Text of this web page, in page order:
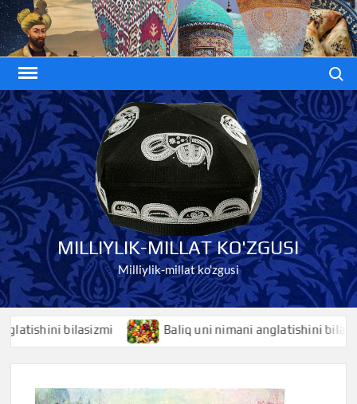
Skip
to
content
MILLIYLIK-MILLAT KO'ZGUSI
Milliylik-millat ko'zgusi
bilasizmi Baliq uni nimani anglatishini bilasizmi